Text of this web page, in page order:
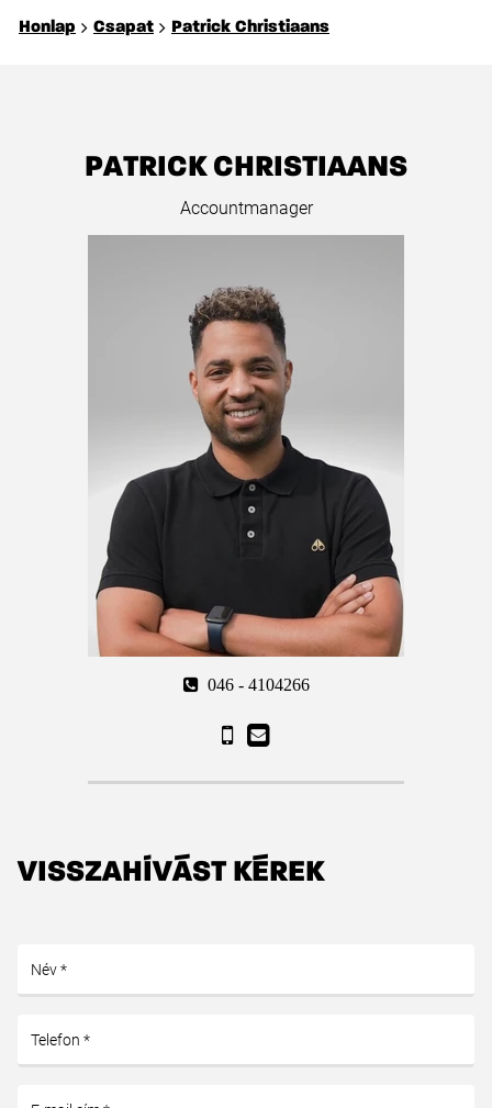
Honlap Csapat Patrick Christiaans
PATRICK CHRISTIAANS
Accountmanager
046 - 4104266
VISSZAHÍVÁST KÉREK